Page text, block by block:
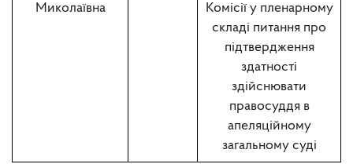
Миколаївна
Комісії у пленарному
складі питання про
підтвердження
здатності
здійснювати
правосуддя в
апеляційному
загальному суді